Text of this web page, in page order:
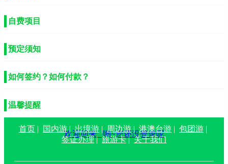
自费项目
预定须知
如何签约？如何付款？
温馨提醒
欢迎回来哟~您还没登录呢
首页 | 国内游|出境游 |周边游|港澳台游 | 包团游 |
签证办理|旅游卡|关于我们